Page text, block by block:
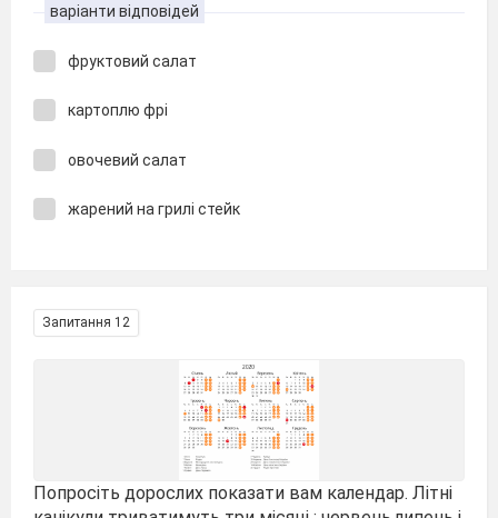
варіанти відповідей
фруктовий салат
картоплю фрі
овочевий салат
жарений на грилі стейк
Запитання 12
Попросіть дорослих показати вам календар. Літні